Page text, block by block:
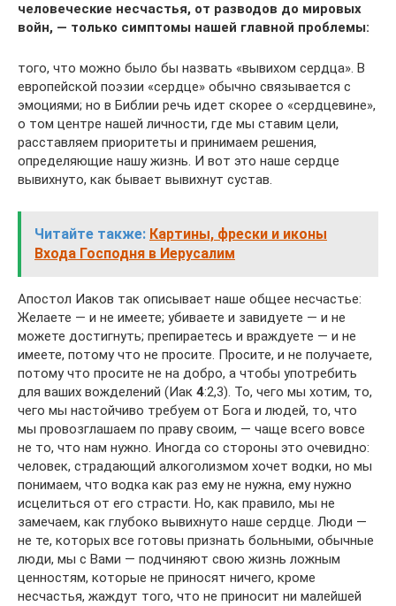
человеческие несчастья, от разводов до мировых
войн, — только симптомы нашей главной проблемы:
того, что можно было бы назвать «вывихом сердца». В
европейской поэзии «сердце» обычно связывается с
эмоциями; но в Библии речь идет скорее о «сердцевине»,
о том центре нашей личности, где мы ставим цели,
расставляем приоритеты и принимаем решения,
определяющие нашу жизнь. И вот это наше сердце
вывихнуто, как бывает вывихнут сустав.
Читайте также: Картины, фрески и иконы
Входа Господня в Иерусалим
Апостол Иаков так описывает наше общее несчастье:
Желаете — и не имеете; убиваете и завидуете — и не
можете достигнуть; препираетесь и враждуете — и не
имеете, потому что не просите. Просите, и не получаете,
потому что просите не на добро, а чтобы употребить
для ваших вожделений (Иак 4:2,3). То, чего мы хотим, то,
чего мы настойчиво требуем от Бога и людей, то, что
мы провозглашаем по праву своим, — чаще всего вовсе
не то, что нам нужно. Иногда со стороны это очевидно:
человек, страдающий алкоголизмом хочет водки, но мы
понимаем, что водка как раз ему не нужна, ему нужно
исцелиться от его страсти. Но, как правило, мы не
замечаем, как глубоко вывихнуто наше сердце. Люди —
не те, которых все готовы признать больными, обычные
люди, мы с Вами — подчиняют свою жизнь ложным
ценностям, которые не приносят ничего, кроме
несчастья, жаждут того, что не приносит ни малейшей